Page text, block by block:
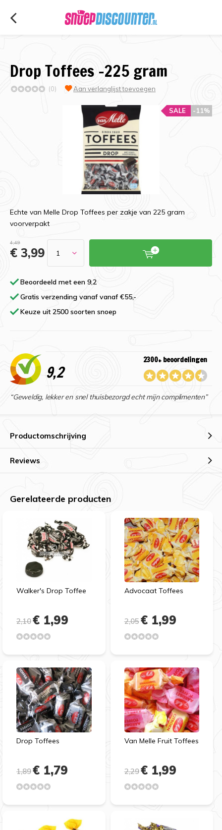
Drop Toffees -225 gram
(0) Aan verlanglijst toevoegen
-11%
SALE
Echte van Melle Drop Toffees per zakje van 225 gram
voorverpakt
4,49
€ 3,99
Beoordeeld met een 9,2
Gratis verzending vanaf vanaf €55,-
Keuze uit 2500 soorten snoep
9,2
2300+ beoordelingen
“Geweldig, lekker en snel thuisbezorgd echt mijn complimenten”
Productomschrijving
Reviews
Gerelateerde producten
Walker's Drop Toffee
2,10€ 1,99
Advocaat Toffees
2,05€ 1,99
Drop Toffees
1,89€ 1,79
Van Melle Fruit Toffees
2,29€ 1,99